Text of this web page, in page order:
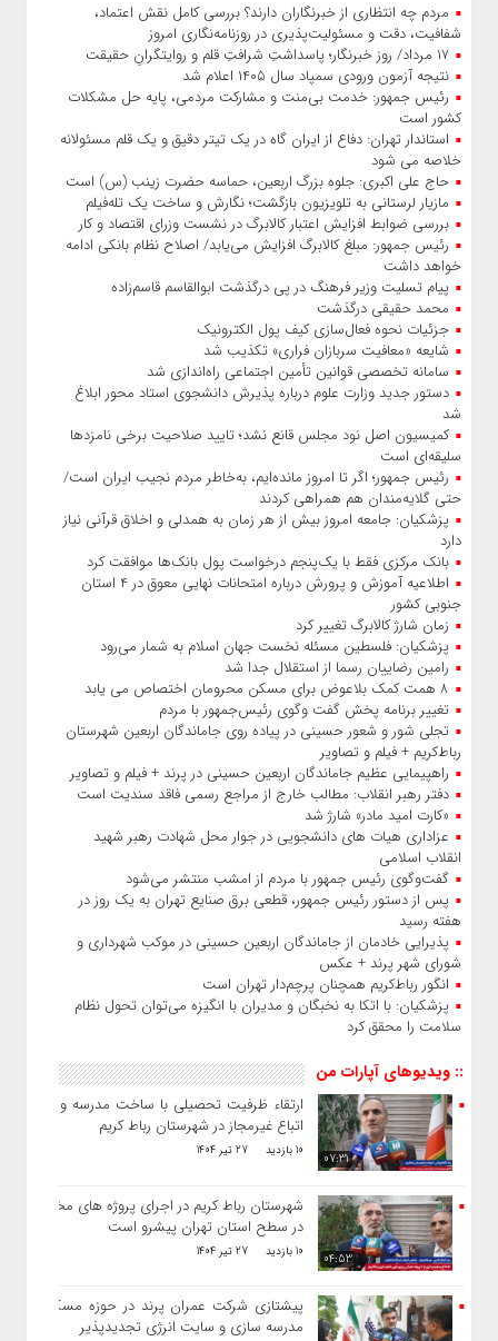
مردم چه انتظاری از خبرنگاران دارند؟ بررسی کامل نقش اعتماد،
شفافیت، دقت و مسئولیت‌پذیری در روزنامه‌نگاری امروز
۱۷ مرداد/ روز خبرنگار؛ پاسداشتِ شرافتِ قلم و روایتگرانِ حقیقت
نتیجه آزمون ورودی سمپاد سال ۱۴۰۵ اعلام شد
رئیس جمهور: خدمت بی‌منت و مشارکت مردمی، پایه حل مشکلات
کشور است
استاندار تهران: دفاع از ایران گاه در یک تیتر دقیق و یک قلم مسئولانه
خلاصه می شود
حاج‌ علی‌ اکبری: جلوه بزرگ اربعین، حماسه حضرت زینب (س) است
مازیار لرستانی به تلویزیون بازگشت؛ نگارش و ساخت یک تله‌فیلم
بررسی ضوابط افزایش اعتبار کالابرگ در نشست وزرای اقتصاد و کار
رئیس‌ جمهور: مبلغ کالابرگ افزایش می‌یابد/ اصلاح نظام بانکی ادامه
خواهد داشت
پیام تسلیت وزیر فرهنگ در پی درگذشت ابوالقاسم قاسم‌زاده
محمد حقیقی درگذشت
جزئیات نحوه فعال‌سازی کیف پول الکترونیک
شایعه «معافیت سربازان فراری» تکذیب شد
سامانه تخصصی قوانین تأمین اجتماعی راه‌اندازی شد
دستور جدید وزارت علوم درباره پذیرش دانشجوی استاد محور ابلاغ
شد
کمیسیون اصل نود مجلس قانع نشد؛ تایید صلاحیت برخی نامزدها
سلیقه‌ای است
رئیس‌ جمهور؛ اگر تا امروز مانده‌ایم، به‌خاطر مردم نجیب ایران است/
حتی گلایه‌مندان هم همراهی کردند
پزشکیان: جامعه امروز بیش از هر زمان به همدلی و اخلاق قرآنی نیاز
دارد
بانک مرکزی فقط با یک‌‎پنجم درخواست پول بانک‌ها موافقت کرد
اطلاعیه آموزش و پرورش درباره امتحانات نهایی معوق در ۴ استان
جنوبی کشور
زمان شارژ کالابرگ تغییر کرد
پزشکیان: فلسطین مسئله نخست جهان اسلام به شمار می‌رود
رامین رضاییان رسما از استقلال جدا شد
۸ همت کمک بلاعوض برای مسکن محرومان اختصاص می یابد
تغییر برنامه پخش گفت‌ وگوی رئیس‌جمهور با مردم
تجلی شور و شعور حسینی در پیاده‌ روی جاماندگان اربعین شهرستان
رباط‌کریم + فیلم و تصاویر
راهپیمایی عظیم جاماندگان اربعین حسینی در پرند + فیلم و تصاویر
دفتر رهبر انقلاب: مطالب خارج از مراجع رسمی فاقد سندیت است
«کارت امید مادر» شارژ شد
عزاداری هیات‌ های دانشجویی در جوار محل شهادت رهبر شهید
انقلاب اسلامی
گفت‌وگوی رئیس‌ جمهور با مردم از امشب منتشر می‌شود
پس از دستور رئیس‌ جمهور، قطعی برق صنایع تهران به یک روز در
هفته رسید
پذیرایی خادمان از جاماندگان اربعین حسینی در موکب شهرداری و
شورای شهر پرند + عکس
انگور رباط‌کریم همچنان پرچم‌دار تهران است
پزشکیان: با اتکا به نخبگان و مدیران با انگیزه می‌توان تحول نظام
سلامت را محقق کرد
:: ویدیوهای آپارات من
07:31
ارتقاء ظرفیت تحصیلی با ساخت مدرسه و طرد
اتباع غیرمجاز در شهرستان رباط کریم
10 بازدید 27 تیر 1404
04:53
شهرستان رباط کریم در اجرای پروژه های مختلف
در سطح استان تهران پیشرو است
10 بازدید 27 تیر 1404
پیشتازی شرکت عمران پرند در حوزه مسکن ،
مدرسه سازی و سایت انرژی تجدیدپذیر